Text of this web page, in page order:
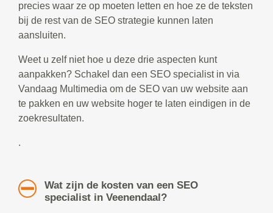
precies waar ze op moeten letten en hoe ze de teksten
bij de rest van de SEO strategie kunnen laten
aansluiten.
Weet u zelf niet hoe u deze drie aspecten kunt
aanpakken? Schakel dan een SEO specialist in via
Vandaag Multimedia om de SEO van uw website aan
te pakken en uw website hoger te laten eindigen in de
zoekresultaten.
.
Wat zijn de kosten van een SEO
specialist in Veenendaal?